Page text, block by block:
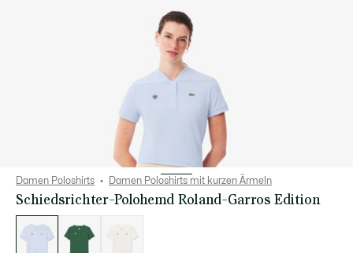
Damen Poloshirts Damen Poloshirts mit kurzen Ärmeln
Schiedsrichter-Polohemd Roland-Garros Edition
der
Varianten